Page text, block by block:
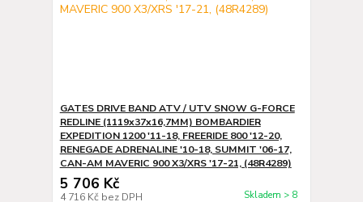
GATES DRIVE BAND ATV / UTV SNOW G-FORCE
REDLINE (1119x37x16,7MM) BOMBARDIER
EXPEDITION 1200 '11-18, FREERIDE 800 '12-20,
RENEGADE ADRENALINE '10-18, SUMMIT '06-17,
CAN-AM MAVERIC 900 X3/XRS '17-21, (48R4289)
5 706 Kč
4 716 Kč bez DPH Skladem > 8